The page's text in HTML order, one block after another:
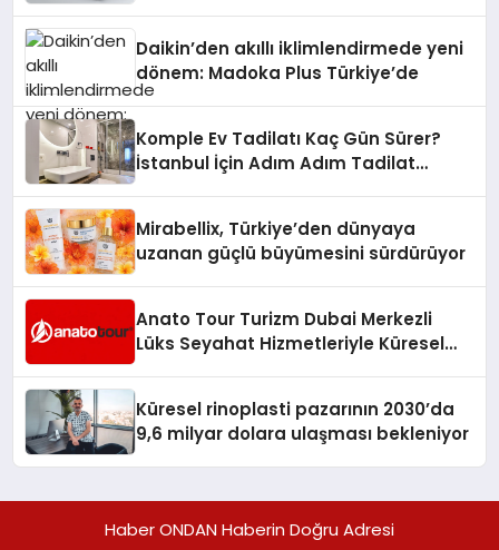
Daikin’den akıllı iklimlendirmede yeni
dönem: Madoka Plus Türkiye’de
Komple Ev Tadilatı Kaç Gün Sürer?
İstanbul İçin Adım Adım Tadilat
Mirabellix, Türkiye’den dünyaya
uzanan güçlü büyümesini sürdürüyor
Anato Tour Turizm Dubai Merkezli
Lüks Seyahat Hizmetleriyle Küresel
Küresel rinoplasti pazarının 2030’da
9,6 milyar dolara ulaşması bekleniyor
Haber ONDAN Haberin Doğru Adresi